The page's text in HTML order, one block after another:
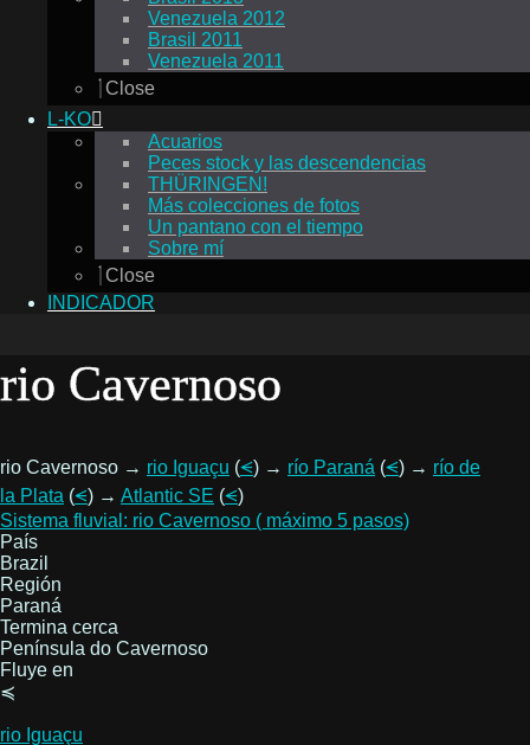
Venezuela 2012
Brasil 2011
Venezuela 2011
Close
L-KO
Acuarios
Peces stock y las descendencias
THÜRINGEN!
Más colecciones de fotos
Un pantano con el tiempo
Sobre mí
Close
INDICADOR
rio Cavernoso
rio Cavernoso → rio Iguaçu (⪪) → río Paraná (⪪) → río de
la Plata (⪪) → Atlantic SE (⪪)
Sistema fluvial: rio Cavernoso ( máximo 5 pasos)
País
Brazil
Región
Paraná
Termina cerca
Península do Cavernoso
Fluye en
≼
rio Iguaçu